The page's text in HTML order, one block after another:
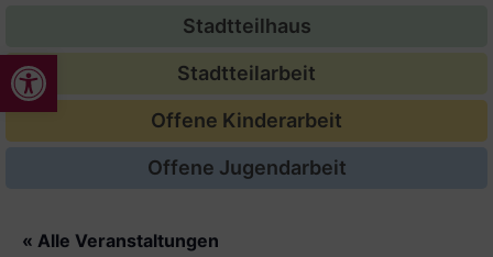
Werkzeugleiste öffnen
Stadtteilhaus
Stadtteilarbeit
Offene Kinderarbeit
Offene Jugendarbeit
« Alle Veranstaltungen